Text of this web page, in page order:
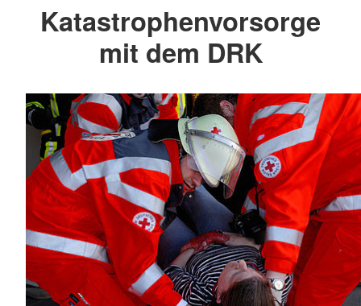
Katastrophenvorsorge
mit dem DRK